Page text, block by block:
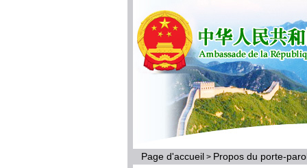
Page d'accueil > Propos du porte-